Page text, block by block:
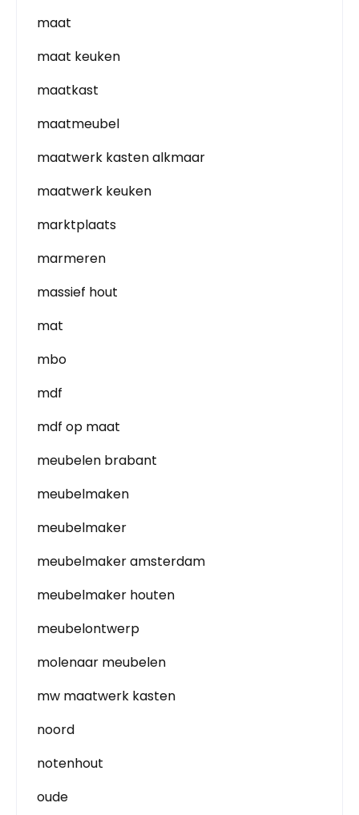
maat
maat keuken
maatkast
maatmeubel
maatwerk kasten alkmaar
maatwerk keuken
marktplaats
marmeren
massief hout
mat
mbo
mdf
mdf op maat
meubelen brabant
meubelmaken
meubelmaker
meubelmaker amsterdam
meubelmaker houten
meubelontwerp
molenaar meubelen
mw maatwerk kasten
noord
notenhout
oude